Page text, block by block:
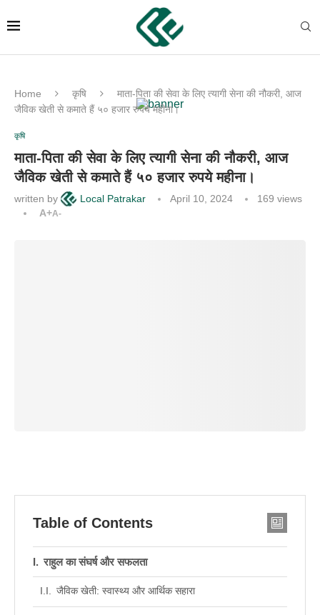
Home कृषि
माता-पिता की सेवा के लिए त्यागी सेना की नौकरी, आज
जैविक खेती से कमाते हैं ५० हजार रुपये महीना।
कृषि
माता-पिता की सेवा के लिए त्यागी सेना की नौकरी, आज
जैविक खेती से कमाते हैं ५० हजार रुपये महीना।
written by Local Patrakar April 10, 2024 169 views
A+A-
Table of Contents
राहुल का संघर्ष और सफलता
जैविक खेती: स्वास्थ्य और आर्थिक सहारा